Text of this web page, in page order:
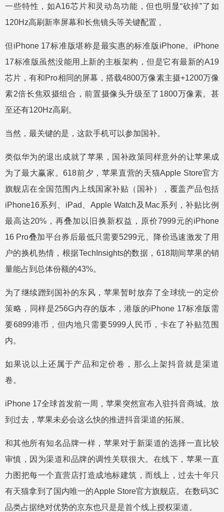
一些特性，如A16芯片和灵动岛功能，但也明显“砍掉”了如
120Hz高刷新率屏幕和长焦镜头等关键配置 。
但iPhone 17标准版堪称是最实惠的标准版iPhone。iPhone
17标准版虽然没能用上新的主板架构，但是它有最新的A19
芯片，有和Pro相同的屏幕，搭载4800万像素主摄+1200万像
素2倍长焦双摄组合，前置摄像头升级至了1800万像素。甚
至还有120Hz高刷。
当然，最关键的是，这款手机可以参加国补。
类似华为的退出成就了苹果，国补政策同样意外的让苹果成
为了最大赢家。618前夕，苹果直营的天猫Apple Store官方
旗舰店在全国范围内上线国家补贴（国补），覆盖产品包括
iPhone16系列、iPad、Apple Watch及Mac系列，补贴比例
最高达20%，再叠加以旧换新权益，原价7999元的iPhone
16 Pro叠加平台券后最低只需要5299元。降价迅速激发了用
户的换机热情，根据TechInsights的数据，618期间苹果的销
量能占到总体份额的43%。
为了继续蹭到国补的东风，苹果暂时放弃了全球统一的定价
策略，同样是256G内存的版本，港版的iPhone 17标准版需
要6899港币，但内地只需要5999人民币，卡在了补贴范围
内。
如果说以上还属于产品和定价卷，那么上架抖音就是渠道
卷。
iPhone 17全球首发前一周，苹果突然宣布入驻抖音商城。放
到过去，苹果未必会这么快的推进抖音渠道的拓展。
和其他所有知名品牌一样，苹果对于新渠道的选择一直比较
审慎，因为渠道和品牌的调性关联很大。在线下，苹果一直
力图把每一个直营店打造成地标建筑，而线上，过去十年只
有天猫拿到了国内唯一的Apple Store官方旗舰店。在数码3C
品类占据绝对优势的京东也只是是首个线上授权渠道。